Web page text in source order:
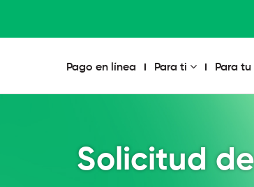
Pago en línea Para ti Para
Solicitud